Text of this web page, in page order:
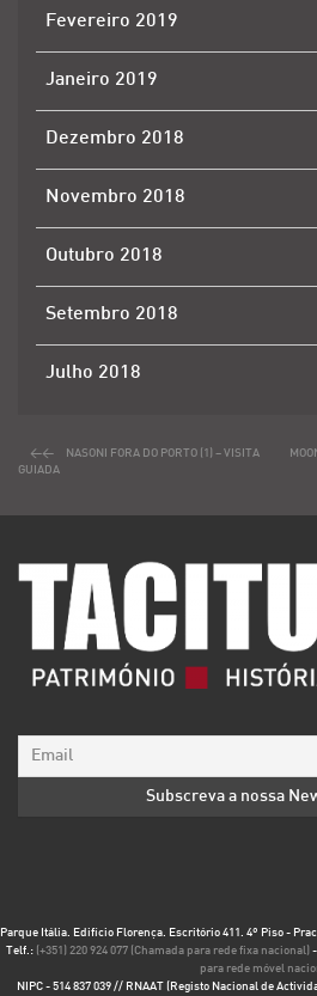
Fevereiro 2019
Janeiro 2019
Dezembro 2018
Novembro 2018
Outubro 2018
Setembro 2018
Julho 2018
NASONI FORA DO PORTO (1) – VISITA
GUIADA
Parque Itália. Edifício Florença. Escritório 411. 4º Piso -
Telf.: (+351) 220 924 077 (Chamada para rede fixa nacional)
para rede móvel
NIPC - 514 837 039 // RNAAT (Registo Nacional de